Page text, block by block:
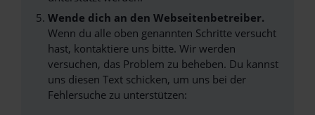
Wende dich an den Webseitenbetreiber.
Wenn du alle oben genannten Schritte versucht
hast, kontaktiere uns bitte. Wir werden
versuchen, das Problem zu beheben. Du kannst
uns diesen Text schicken, um uns bei der
Fehlersuche zu unterstützen: